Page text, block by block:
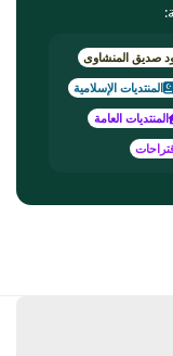
صديق المنشاوى
المنتديات الإسلامية
المنتديات العامة